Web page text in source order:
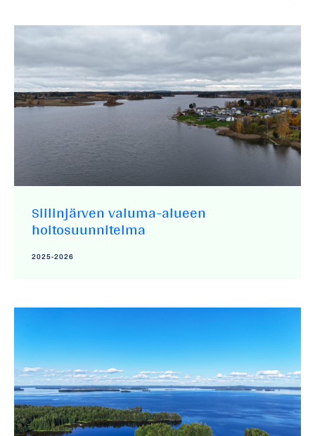
Siilinjärven valuma-alueen
hoitosuunnitelma
2025-2026